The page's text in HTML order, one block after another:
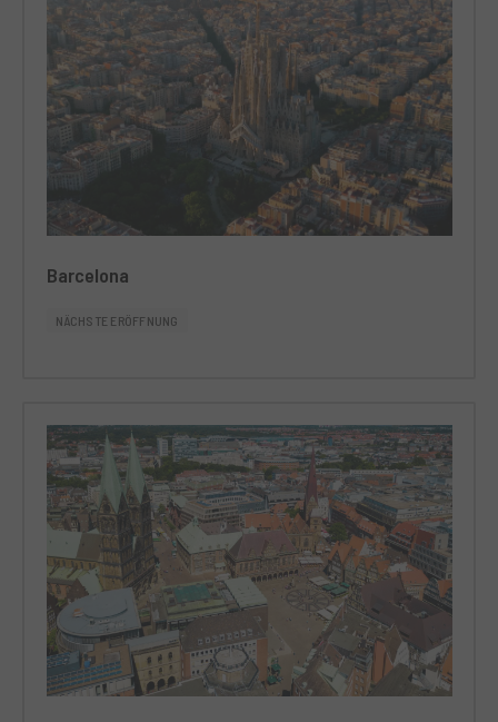
Barcelona
NÄCHSTE ERÖFFNUNG